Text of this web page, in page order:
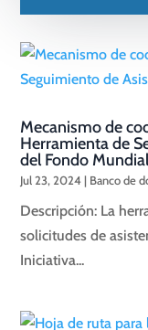
Mecanismo de
Herramienta de
del Fondo
Jul 23, 2024| Banco de
Descripción: La
solicitudes de
Iniciativa...